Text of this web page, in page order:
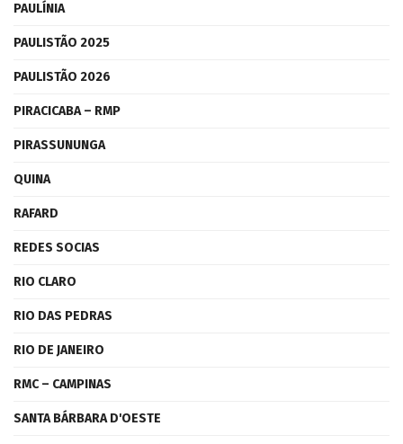
PAULÍNIA
PAULISTÃO 2025
PAULISTÃO 2026
PIRACICABA – RMP
PIRASSUNUNGA
QUINA
RAFARD
REDES SOCIAS
RIO CLARO
RIO DAS PEDRAS
RIO DE JANEIRO
RMC – CAMPINAS
SANTA BÁRBARA D'OESTE